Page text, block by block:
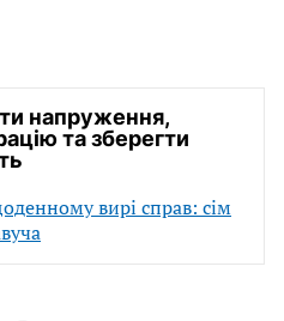
напруження,
та зберегти
вирі справ: сім